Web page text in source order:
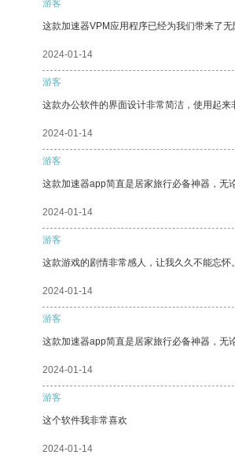
游客
这款加速器VPM应用程序已经为我们带来了无
2024-01-14
游客
这款办公软件的界面设计非常简洁，使用起来
2024-01-14
游客
这款加速器app简直是居家旅行必备神器，无
2024-01-14
游客
这款游戏的剧情非常感人，让我久久不能忘怀。
2024-01-14
游客
这款加速器app简直是居家旅行必备神器，无
2024-01-14
游客
这个软件我非常喜欢
2024-01-14